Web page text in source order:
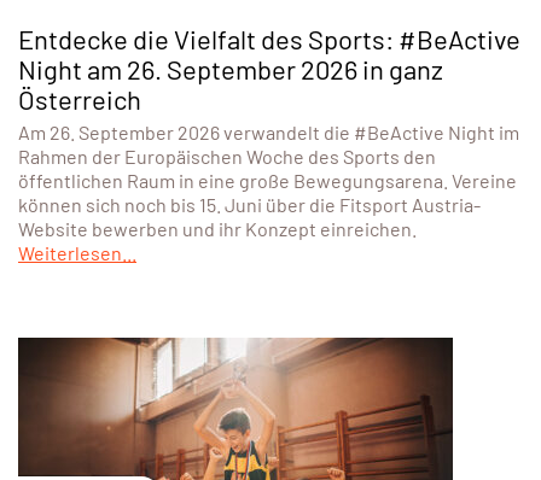
Entdecke die Vielfalt des Sports: #BeActive
Night am 26. September 2026 in ganz
Österreich
Am 26. September 2026 verwandelt die #BeActive Night im
Rahmen der Europäischen Woche des Sports den
öffentlichen Raum in eine große Bewegungsarena. Vereine
können sich noch bis 15. Juni über die Fitsport Austria-
Website bewerben und ihr Konzept einreichen.
Weiterlesen...